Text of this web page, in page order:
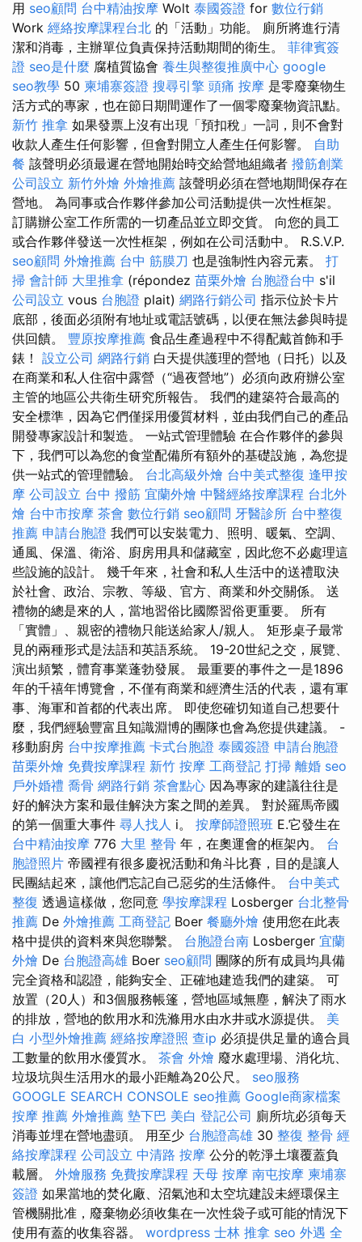
用 seo顧問 台中精油按摩 Wolt 泰國簽證 for 數位行銷
Work 經絡按摩課程台北 的「活動」功能。 廁所將進行清
潔和消毒，主辦單位負責保持活動期間的衛生。 菲律賓簽
證 seo是什麼 腐植質協會 養生與整復推廣中心 google
seo教學 50 柬埔寨簽證 搜尋引擎 頭痛 按摩 是零廢棄物生
活方式的專家，也在節日期間運作了一個零廢棄物資訊點。
新竹 推拿 如果發票上沒有出現「預扣稅」一詞，則不會對
收款人產生任何影響，但會對開立人產生任何影響。 自助
餐 該聲明必須最遲在營地開始時交給營地組織者 撥筋創業
公司設立 新竹外燴 外燴推薦 該聲明必須在營地期間保存在
營地。 為同事或合作夥伴參加公司活動提供一次性框架。
訂購辦公室工作所需的一切產品並立即交貨。 向您的員工
或合作夥伴發送一次性框架，例如在公司活動中。 R.S.V.P.
seo顧問 外燴推薦 台中 筋膜刀 也是強制性內容元素。 打
掃 會計師 大里推拿 (répondez 苗栗外燴 台胞證台中 s'il
公司設立 vous 台胞證 plait) 網路行銷公司 指示位於卡片
底部，後面必須附有地址或電話號碼，以便在無法參與時提
供回饋。 豐原按摩推薦 食品生產過程中不得配戴首飾和手
錶！ 設立公司 網路行銷 白天提供護理的營地（日托）以及
在商業和私人住宿中露營（“過夜營地”）必須向政府辦公室
主管的地區公共衛生研究所報告。 我們的建築符合最高的
安全標準，因為它們僅採用優質材料，並由我們自己的產品
開發專家設計和製造。 一站式管理體驗 在合作夥伴的參與
下，我們可以為您的食堂配備所有額外的基礎設施，為您提
供一站式的管理體驗。 台北高級外燴 台中美式整復 逢甲按
摩 公司設立 台中 撥筋 宜蘭外燴 中醫經絡按摩課程 台北外
燴 台中市按摩 茶會 數位行銷 seo顧問 牙醫診所 台中整復
推薦 申請台胞證 我們可以安裝電力、照明、暖氣、空調、
通風、保溫、衛浴、廚房用具和儲藏室，因此您不必處理這
些設施的設計。 幾千年來，社會和私人生活中的送禮取決
於社會、政治、宗教、等級、官方、商業和外交關係。 送
禮物的總是來的人，當地習俗比國際習俗更重要。 所有
「實體」、親密的禮物只能送給家人/親人。 矩形桌子最常
見的兩種形式是法語和英語系統。 19-20世紀之交，展覽、
演出頻繁，體育事業蓬勃發展。 最重要的事件之一是1896
年的千禧年博覽會，不僅有商業和經濟生活的代表，還有軍
事、海軍和首都的代表出席。 即使您確切知道自己想要什
麼，我們經驗豐富且知識淵博的團隊也會為您提供建議。 -
移動廚房 台中按摩推薦 卡式台胞證 泰國簽證 申請台胞證
苗栗外燴 免費按摩課程 新竹 按摩 工商登記 打掃 離婚 seo
戶外婚禮 喬骨 網路行銷 茶會點心 因為專家的建議往往是
好的解決方案和最佳解決方案之間的差異。 對於羅馬帝國
的第一個重大事件 尋人找人 i。 按摩師證照班 E.它發生在
台中精油按摩 776 大里 整骨 年，在奧運會的框架內。 台
胞證照片 帝國裡有很多慶祝活動和角斗比賽，目的是讓人
民團結起來，讓他們忘記自己惡劣的生活條件。 台中美式
整復 透過這樣做，您同意 學按摩課程 Losberger 台北整骨
推薦 De 外燴推薦 工商登記 Boer 餐廳外燴 使用您在此表
格中提供的資料來與您聯繫。 台胞證台南 Losberger 宜蘭
外燴 De 台胞證高雄 Boer seo顧問 團隊的所有成員均具備
完全資格和認證，能夠安全、正確地建造我們的建築。 可
放置（20人）和3個服務帳篷，營地區域無塵，解決了雨水
的排放，營地的飲用水和洗滌用水由水井或水源提供。 美
白 小型外燴推薦 經絡按摩證照 查ip 必須提供足量的適合員
工數量的飲用水優質水。 茶會 外燴 廢水處理場、消化坑、
垃圾坑與生活用水的最小距離為20公尺。 seo服務
GOOGLE SEARCH CONSOLE seo推薦 Google商家檔案
按摩 推薦 外燴推薦 墊下巴 美白 登記公司 廁所坑必須每天
消毒並埋在營地盡頭。 用至少 台胞證高雄 30 整復 整骨 經
絡按摩課程 公司設立 中清路 按摩 公分的乾淨土壤覆蓋負
載層。 外燴服務 免費按摩課程 天母 按摩 南屯按摩 柬埔寨
簽證 如果當地的焚化廠、沼氣池和太空坑建設未經環保主
管機關批准，廢棄物必須收集在一次性袋子或可能的情況下
使用有蓋的收集容器。 wordpress 士林 推拿 seo 外遇 全